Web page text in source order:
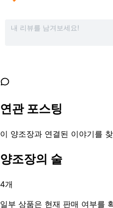
연관 포스팅
이 양조장과 연결된 이야기를
양조장의 술
4개
일부 상품은 현재 판매 여부를